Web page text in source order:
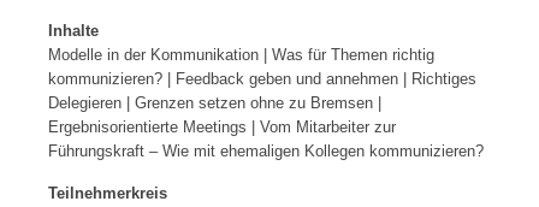
Inhalte
Modelle in der Kommunikation | Was für Themen richtig
kommunizieren? | Feedback geben und annehmen | Richtiges
Delegieren | Grenzen setzen ohne zu Bremsen |
Ergebnisorientierte Meetings | Vom Mitarbeiter zur
Führungskraft – Wie mit ehemaligen Kollegen kommunizieren?
Teilnehmerkreis